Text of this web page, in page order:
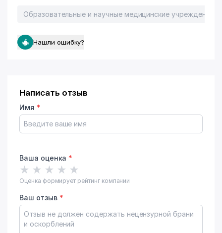
Образовательные и научные медицинские учреждения
Нашли ошибку?
Написать отзыв
Имя *
Ваша оценка *
★ ★ ★ ★ ★
Оценка формирует рейтинг компании
Ваш отзыв *